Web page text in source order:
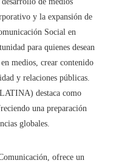
y la expansión de
Social en
para quienes desean
medios, crear contenido
y relaciones públicas.
destaca como
una preparación
globales.
ofrece un